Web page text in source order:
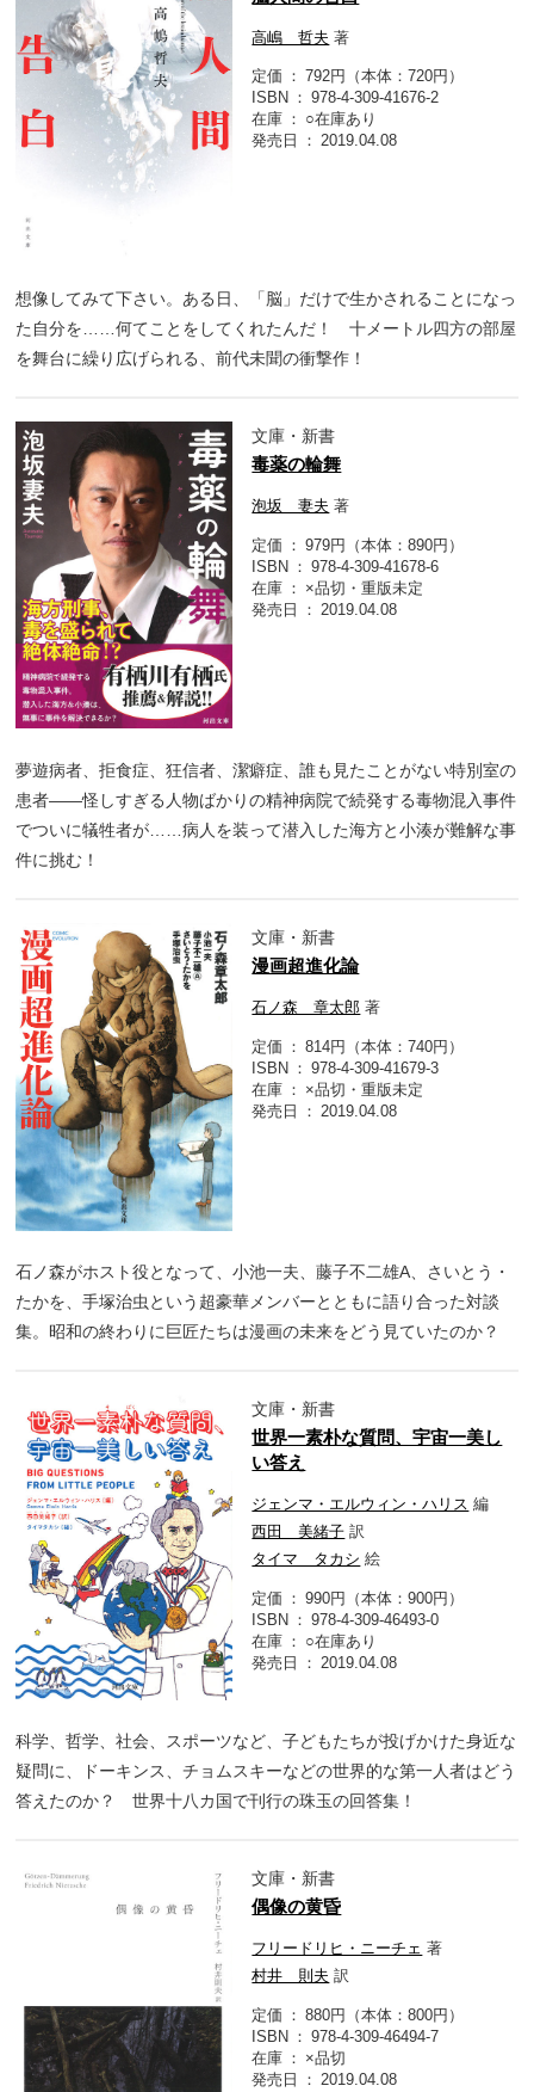
高嶋 哲夫 著
定価
792円（本体：720円）
ISBN
978-4-309-41676-2
在庫
○在庫あり
発売日
2019.04.08
想像してみて下さい。ある日、「脳」だけで生かされることになっ
た自分を……何てことをしてくれたんだ！ 十メートル四方の部屋
を舞台に繰り広げられる、前代未聞の衝撃作！
文庫・新書
毒薬の輪舞
泡坂 妻夫 著
定価
979円（本体：890円）
ISBN
978-4-309-41678-6
在庫
×品切・重版未定
発売日
2019.04.08
夢遊病者、拒食症、狂信者、潔癖症、誰も見たことがない特別室の
患者――怪しすぎる人物ばかりの精神病院で続発する毒物混入事件
でついに犠牲者が……病人を装って潜入した海方と小湊が難解な事
件に挑む！
文庫・新書
漫画超進化論
石ノ森 章太郎 著
定価
814円（本体：740円）
ISBN
978-4-309-41679-3
在庫
×品切・重版未定
発売日
2019.04.08
石ノ森がホスト役となって、小池一夫、藤子不二雄A、さいとう・
たかを、手塚治虫という超豪華メンバーとともに語り合った対談
集。昭和の終わりに巨匠たちは漫画の未来をどう見ていたのか？
文庫・新書
世界一素朴な質問、宇宙一美し
い答え
ジェンマ・エルウィン・ハリス 編
西田 美緒子 訳
タイマ タカシ 絵
定価
990円（本体：900円）
ISBN
978-4-309-46493-0
在庫
○在庫あり
発売日
2019.04.08
科学、哲学、社会、スポーツなど、子どもたちが投げかけた身近な
疑問に、ドーキンス、チョムスキーなどの世界的な第一人者はどう
答えたのか？ 世界十八カ国で刊行の珠玉の回答集！
文庫・新書
偶像の黄昏
フリードリヒ・ニーチェ 著
村井 則夫 訳
定価
880円（本体：800円）
ISBN
978-4-309-46494-7
在庫
×品切
発売日
2019.04.08